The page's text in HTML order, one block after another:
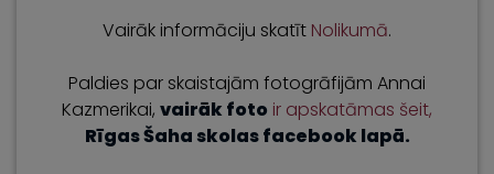
Vairāk informāciju skatīt Nolikumā.
Paldies par skaistajām fotogrāfijām Annai
Kazmerikai, vairāk foto ir apskatāmas šeit,
Rīgas Šaha skolas facebook lapā.